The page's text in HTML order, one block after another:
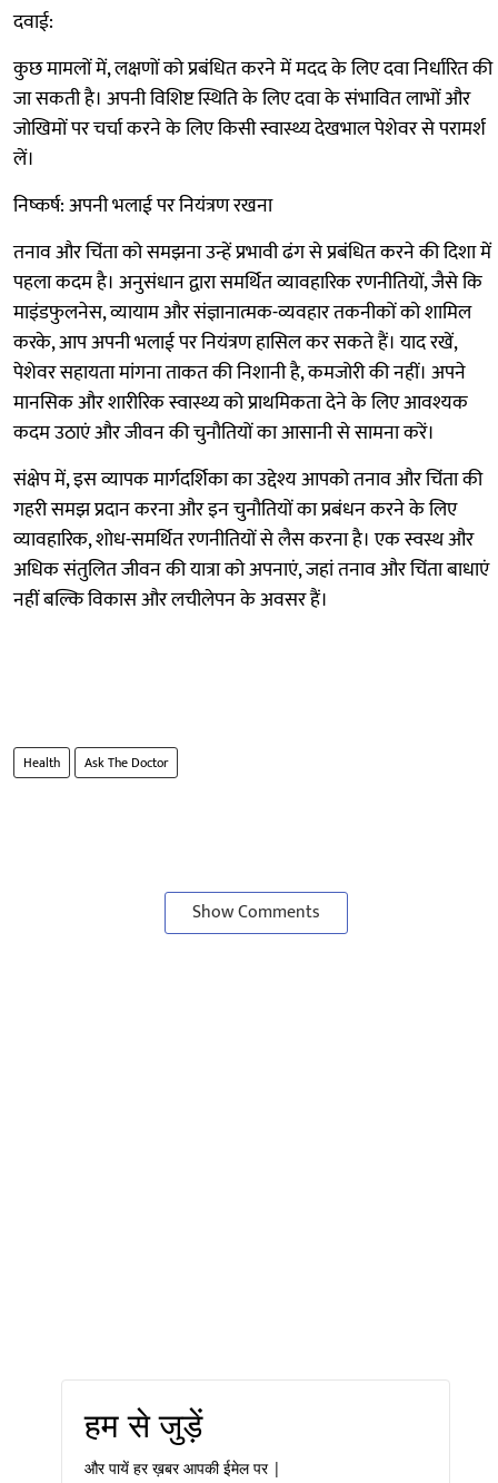
दवाई:
कुछ मामलों में, लक्षणों को प्रबंधित करने में मदद के लिए दवा निर्धारित की
जा सकती है। अपनी विशिष्ट स्थिति के लिए दवा के संभावित लाभों और
जोखिमों पर चर्चा करने के लिए किसी स्वास्थ्य देखभाल पेशेवर से परामर्श
लें।
निष्कर्ष: अपनी भलाई पर नियंत्रण रखना
तनाव और चिंता को समझना उन्हें प्रभावी ढंग से प्रबंधित करने की दिशा में
पहला कदम है। अनुसंधान द्वारा समर्थित व्यावहारिक रणनीतियों, जैसे कि
माइंडफुलनेस, व्यायाम और संज्ञानात्मक-व्यवहार तकनीकों को शामिल
करके, आप अपनी भलाई पर नियंत्रण हासिल कर सकते हैं। याद रखें,
पेशेवर सहायता मांगना ताकत की निशानी है, कमजोरी की नहीं। अपने
मानसिक और शारीरिक स्वास्थ्य को प्राथमिकता देने के लिए आवश्यक
कदम उठाएं और जीवन की चुनौतियों का आसानी से सामना करें।
संक्षेप में, इस व्यापक मार्गदर्शिका का उद्देश्य आपको तनाव और चिंता की
गहरी समझ प्रदान करना और इन चुनौतियों का प्रबंधन करने के लिए
व्यावहारिक, शोध-समर्थित रणनीतियों से लैस करना है। एक स्वस्थ और
अधिक संतुलित जीवन की यात्रा को अपनाएं, जहां तनाव और चिंता बाधाएं
नहीं बल्कि विकास और लचीलेपन के अवसर हैं।
Health Ask The Doctor
Show Comments
हम से जुड़ें
और पायें हर ख़बर आपकी ईमेल पर |